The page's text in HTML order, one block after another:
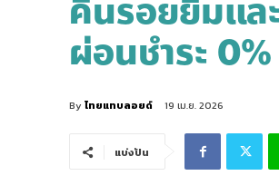
คืนรอยยิ้มแล
ผ่อนชำระ
By ไทยแทบลอยด์ 19 เม.ย. 2026
แบ่งปัน